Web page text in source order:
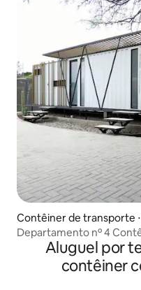
Contêiner de transporte
Departamento nº 4
Aluguel por
contêiner